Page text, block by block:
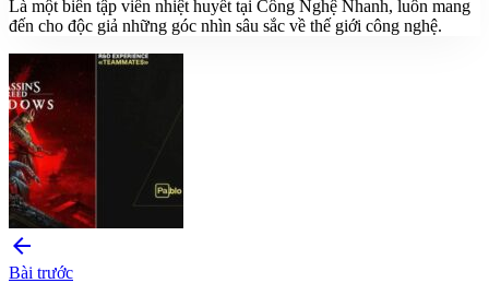
Là một biên tập viên nhiệt huyết tại Công Nghệ Nhanh, luôn mang
đến cho độc giả những góc nhìn sâu sắc về thế giới công nghệ.
arrow_back
Bài trước